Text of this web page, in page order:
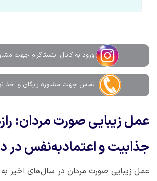
ورود به کانال اینستاگرام جهت
تماس جهت مشاوره رايگان و اخذ
عمل زیبایی صورت مردان:
جذابیت و اعتمادبه‌نفس در
عمل زیبایی صورت مردان در سال‌های اخیر